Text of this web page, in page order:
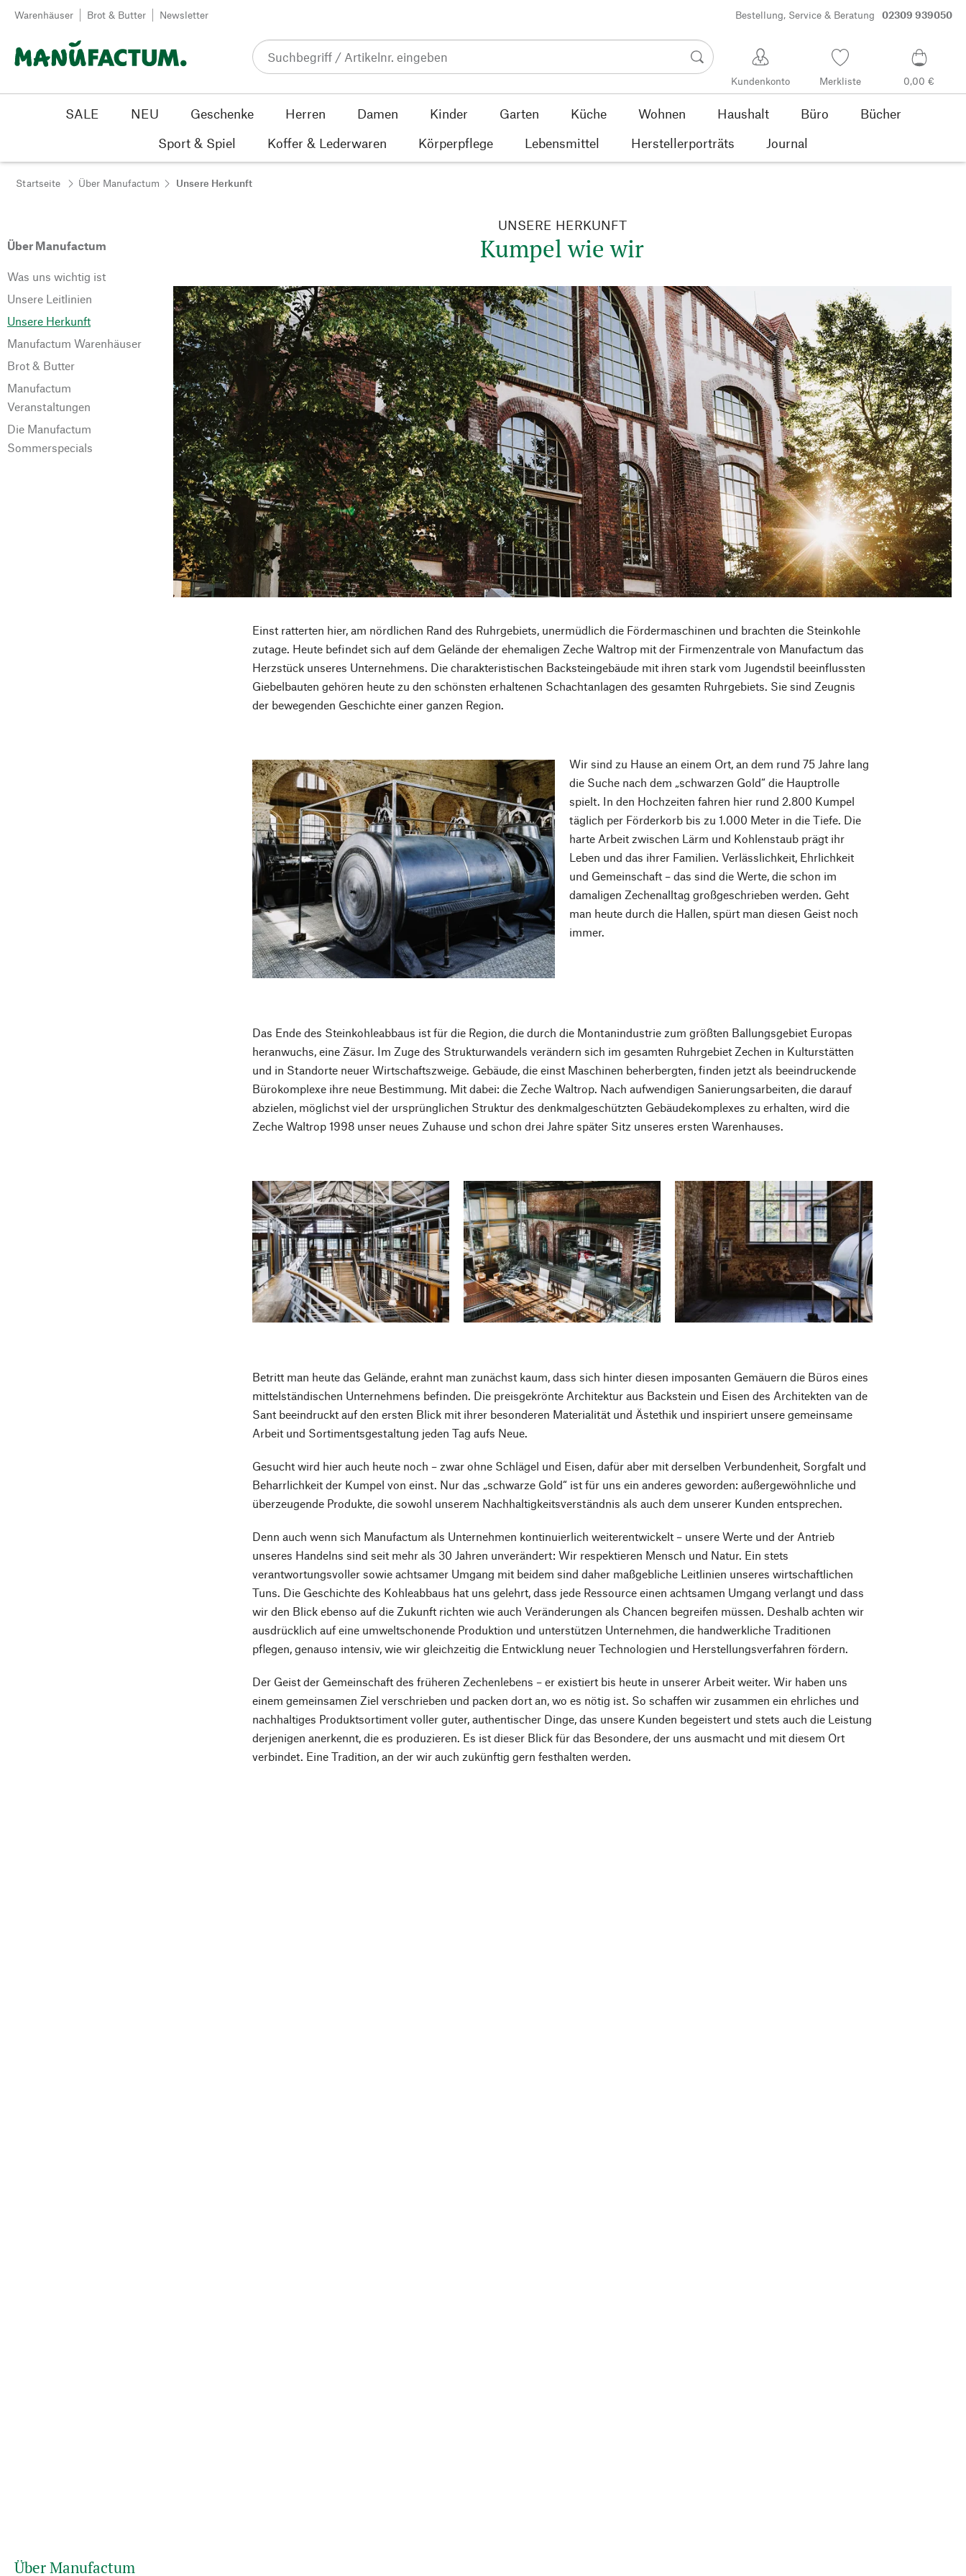
Zum Inhalt springen
Warenhäuser Brot & Butter Newsletter Bestellung, Service & Beratung 02309 939050
Kundenkonto Merkliste 0,00 €
SALE NEU Geschenke Herren Damen Kinder Garten Küche Wohnen Haushalt Büro
Bücher
Sport & Spiel
Koffer & Lederwaren Körperpflege Lebensmittel Herstellerporträts Journal
Startseite Über Manufactum Unsere Herkunft
Über Manufactum
Was uns wichtig ist
Unsere Leitlinien
Unsere Herkunft
Manufactum Warenhäuser
Brot & Butter
Manufactum
Veranstaltungen
Die Manufactum
Sommerspecials
UNSERE HERKUNFT
Kumpel wie wir
Einst ratterten hier, am nördlichen Rand des Ruhrgebiets, unermüdlich die Fördermaschinen und brachten die Steinkohle
zutage. Heute befindet sich auf dem Gelände der ehemaligen Zeche Waltrop mit der Firmenzentrale von Manufactum das
Herzstück unseres Unternehmens. Die charakteristischen Backsteingebäude mit ihren stark vom Jugendstil beeinflussten
Giebelbauten gehören heute zu den schönsten erhaltenen Schachtanlagen des gesamten Ruhrgebiets. Sie sind Zeugnis
der bewegenden Geschichte einer ganzen Region.
Wir sind zu Hause an einem Ort, an dem rund 75 Jahre lang
die Suche nach dem „schwarzen Gold“ die Hauptrolle
spielt. In den Hochzeiten fahren hier rund 2.800 Kumpel
täglich per Förderkorb bis zu 1.000 Meter in die Tiefe. Die
harte Arbeit zwischen Lärm und Kohlenstaub prägt ihr
Leben und das ihrer Familien. Verlässlichkeit, Ehrlichkeit
und Gemeinschaft – das sind die Werte, die schon im
damaligen Zechenalltag großgeschrieben werden. Geht
man heute durch die Hallen, spürt man diesen Geist noch
immer.
Das Ende des Steinkohleabbaus ist für die Region, die durch die Montanindustrie zum größten Ballungsgebiet Europas
heranwuchs, eine Zäsur. Im Zuge des Strukturwandels verändern sich im gesamten Ruhrgebiet Zechen in Kulturstätten
und in Standorte neuer Wirtschaftszweige. Gebäude, die einst Maschinen beherbergten, finden jetzt als beeindruckende
Bürokomplexe ihre neue Bestimmung. Mit dabei: die Zeche Waltrop. Nach aufwendigen Sanierungsarbeiten, die darauf
abzielen, möglichst viel der ursprünglichen Struktur des denkmalgeschützten Gebäudekomplexes zu erhalten, wird die
Zeche Waltrop 1998 unser neues Zuhause und schon drei Jahre später Sitz unseres ersten Warenhauses.
Betritt man heute das Gelände, erahnt man zunächst kaum, dass sich hinter diesen imposanten Gemäuern die Büros eines
mittelständischen Unternehmens befinden. Die preisgekrönte Architektur aus Backstein und Eisen des Architekten van de
Sant beeindruckt auf den ersten Blick mit ihrer besonderen Materialität und Ästethik und inspiriert unsere gemeinsame
Arbeit und Sortimentsgestaltung jeden Tag aufs Neue.
Gesucht wird hier auch heute noch – zwar ohne Schlägel und Eisen, dafür aber mit derselben Verbundenheit, Sorgfalt und
Beharrlichkeit der Kumpel von einst. Nur das „schwarze Gold“ ist für uns ein anderes geworden: außergewöhnliche und
überzeugende Produkte, die sowohl unserem Nachhaltigkeitsverständnis als auch dem unserer Kunden entsprechen.
Denn auch wenn sich Manufactum als Unternehmen kontinuierlich weiterentwickelt – unsere Werte und der Antrieb
unseres Handelns sind seit mehr als 30 Jahren unverändert: Wir respektieren Mensch und Natur. Ein stets
verantwortungsvoller sowie achtsamer Umgang mit beidem sind daher maßgebliche Leitlinien unseres wirtschaftlichen
Tuns. Die Geschichte des Kohleabbaus hat uns gelehrt, dass jede Ressource einen achtsamen Umgang verlangt und dass
wir den Blick ebenso auf die Zukunft richten wie auch Veränderungen als Chancen begreifen müssen. Deshalb achten wir
ausdrücklich auf eine umweltschonende Produktion und unterstützen Unternehmen, die handwerkliche Traditionen
pflegen, genauso intensiv, wie wir gleichzeitig die Entwicklung neuer Technologien und Herstellungsverfahren fördern.
Der Geist der Gemeinschaft des früheren Zechenlebens – er existiert bis heute in unserer Arbeit weiter. Wir haben uns
einem gemeinsamen Ziel verschrieben und packen dort an, wo es nötig ist. So schaffen wir zusammen ein ehrliches und
nachhaltiges Produktsortiment voller guter, authentischer Dinge, das unsere Kunden begeistert und stets auch die Leistung
derjenigen anerkennt, die es produzieren. Es ist dieser Blick für das Besondere, der uns ausmacht und mit diesem Ort
verbindet. Eine Tradition, an der wir auch zukünftig gern festhalten werden.
Über Manufactum